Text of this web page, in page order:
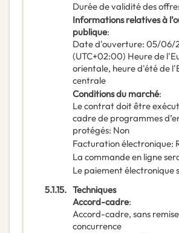
Durée de validité des
Informations relatives à
publique:
Date d'ouverture: 05/06/
(UTC+02:00) Heure de
orientale, heure d'été de
centrale
Conditions du marché:
Le contrat doit être
cadre de programmes
protégés: Non
Facturation électronique:
La commande en ligne
Le paiement électronique
5.1.15. Techniques
Accord-cadre:
Accord-cadre, sans
concurrence